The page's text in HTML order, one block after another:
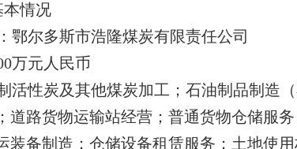
本情况
鄂尔多斯市浩隆煤炭有限责任公司
万元人民币
活性炭及其他煤炭加工；石油制品制造
道路货物运输站经营；普通货物仓储服
装备制造；仓储设备租赁服务；土地使